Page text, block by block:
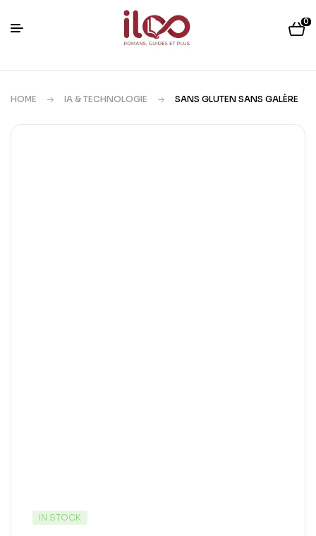
0
HOME IA & TECHNOLOGIE SANS GLUTEN SANS GALÈRE
IN STOCK